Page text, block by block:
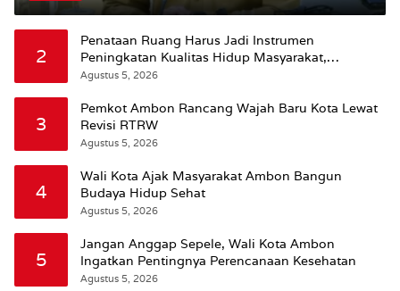
2
Penataan Ruang Harus Jadi Instrumen
Peningkatan Kualitas Hidup Masyarakat,
Wattimena: Revisi RT-RW Ditetapkan Pemkot
Agustus 5, 2026
3
Pemkot Ambon Rancang Wajah Baru Kota Lewat
Revisi RTRW
Agustus 5, 2026
4
Wali Kota Ajak Masyarakat Ambon Bangun
Budaya Hidup Sehat
Agustus 5, 2026
5
Jangan Anggap Sepele, Wali Kota Ambon
Ingatkan Pentingnya Perencanaan Kesehatan
Agustus 5, 2026